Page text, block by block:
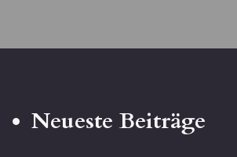
Neueste Beiträge